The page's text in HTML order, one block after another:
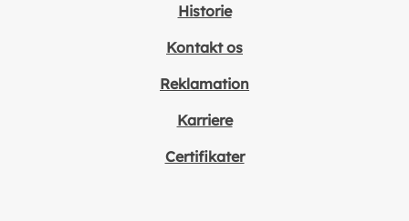
Historie
Kontakt os
Reklamation
Karriere
Certifikater